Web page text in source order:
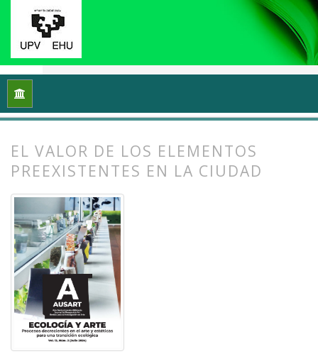
Inicio
EL VALOR DE LOS ELEMENTOS
PREEXISTENTES EN LA CIUDAD